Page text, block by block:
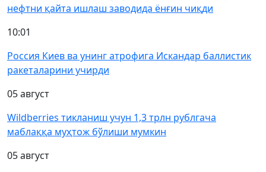
нефтни қайта ишлаш заводида ёнғин чиқди
10:01
Россия Киев ва унинг атрофига Искандар баллистик
ракеталарини учирди
05 август
Wildberries тикланиш учун 1,3 трлн рублгача
маблаққа муҳтож бўлиши мумкин
05 август